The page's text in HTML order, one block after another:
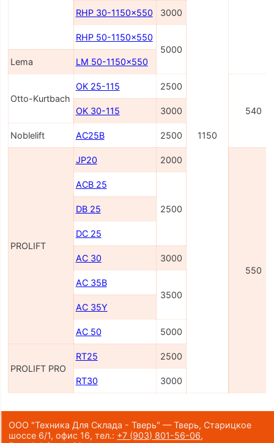
1150
RHP 30-1150x550 3000
RHP 50-1150x550
5000
Lema
LM 50-1150x550
Otto-Kurtbach
OK 25-115 2500
540
OK 30-115 3000
Noblelift AC25B 2500
PROLIFT
JP20 2000
550
ACB 25
2500
DB 25
DC 25
AC 30 3000
AC 35B
3500
AC 35Y
AC 50 5000
PROLIFT PRO
RT25 2500
RT30 3000
ООО "Техника Для Склада - Тверь" — Тверь, Старицкое
шоссе 6/1, офис 16,тел.: +7 (903) 801-56-06,